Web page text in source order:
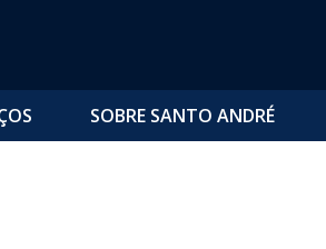
SOBRE SANTO ANDRÉ